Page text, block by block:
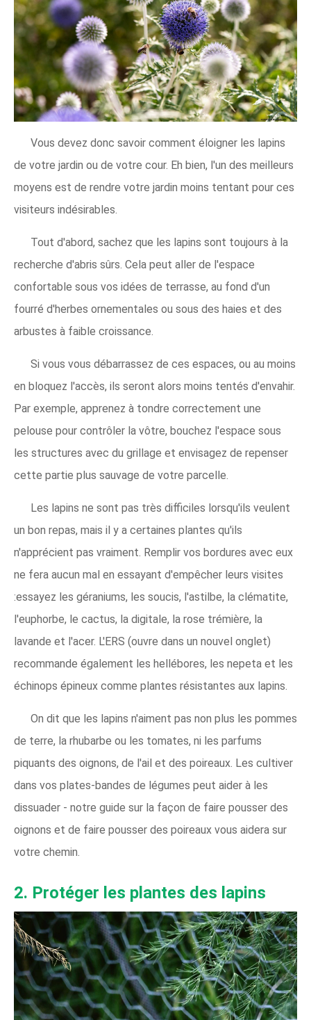
Vous devez donc savoir comment éloigner les lapins
de votre jardin ou de votre cour. Eh bien, l'un des meilleurs
moyens est de rendre votre jardin moins tentant pour ces
visiteurs indésirables.
Tout d'abord, sachez que les lapins sont toujours à la
recherche d'abris sûrs. Cela peut aller de l'espace
confortable sous vos idées de terrasse, au fond d'un
fourré d'herbes ornementales ou sous des haies et des
arbustes à faible croissance.
Si vous vous débarrassez de ces espaces, ou au moins
en bloquez l'accès, ils seront alors moins tentés d'envahir.
Par exemple, apprenez à tondre correctement une
pelouse pour contrôler la vôtre, bouchez l'espace sous
les structures avec du grillage et envisagez de repenser
cette partie plus sauvage de votre parcelle.
Les lapins ne sont pas très difficiles lorsqu'ils veulent
un bon repas, mais il y a certaines plantes qu'ils
n'apprécient pas vraiment. Remplir vos bordures avec eux
ne fera aucun mal en essayant d'empêcher leurs visites
:essayez les géraniums, les soucis, l'astilbe, la clématite,
l'euphorbe, le cactus, la digitale, la rose trémière, la
lavande et l'acer. L'ERS (ouvre dans un nouvel onglet)
recommande également les hellébores, les nepeta et les
échinops épineux comme plantes résistantes aux lapins.
On dit que les lapins n'aiment pas non plus les pommes
de terre, la rhubarbe ou les tomates, ni les parfums
piquants des oignons, de l'ail et des poireaux. Les cultiver
dans vos plates-bandes de légumes peut aider à les
dissuader - notre guide sur la façon de faire pousser des
oignons et de faire pousser des poireaux vous aidera sur
votre chemin.
2. Protéger les plantes des lapins